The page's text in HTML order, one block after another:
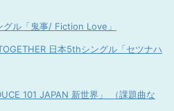
ル「鬼事/ Fiction Love」
日本5thシングル「セツナハ
101 JAPAN 新世界」 （課題曲な